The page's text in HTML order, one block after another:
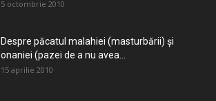
5 octombrie 2010
Despre păcatul malahiei (masturbării) şi
onaniei (pazei de a nu avea...
15 aprilie 2010